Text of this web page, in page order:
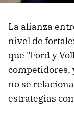
La alianza
nivel de
que "Ford y
competidores,
no se
estrategias